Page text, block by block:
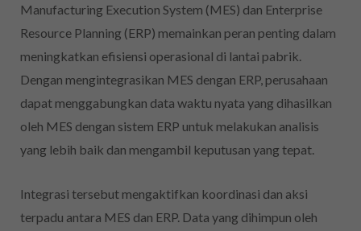
Manufacturing Execution System (MES) dan Enterprise
Resource Planning (ERP) memainkan peran penting dalam
meningkatkan efisiensi operasional di lantai pabrik.
Dengan mengintegrasikan MES dengan ERP, perusahaan
dapat menggabungkan data waktu nyata yang dihasilkan
oleh MES dengan sistem ERP untuk melakukan analisis
yang lebih baik dan mengambil keputusan yang tepat.
Integrasi tersebut mengaktifkan koordinasi dan aksi
terpadu antara MES dan ERP. Data yang dihimpun oleh